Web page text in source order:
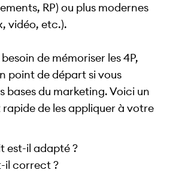
RP) ou plus modernes
vidéo, etc.).
de mémoriser les 4P,
point de départ si vous
bases du marketing. Voici un
de les appliquer à votre
est-il adapté ?
il correct ?